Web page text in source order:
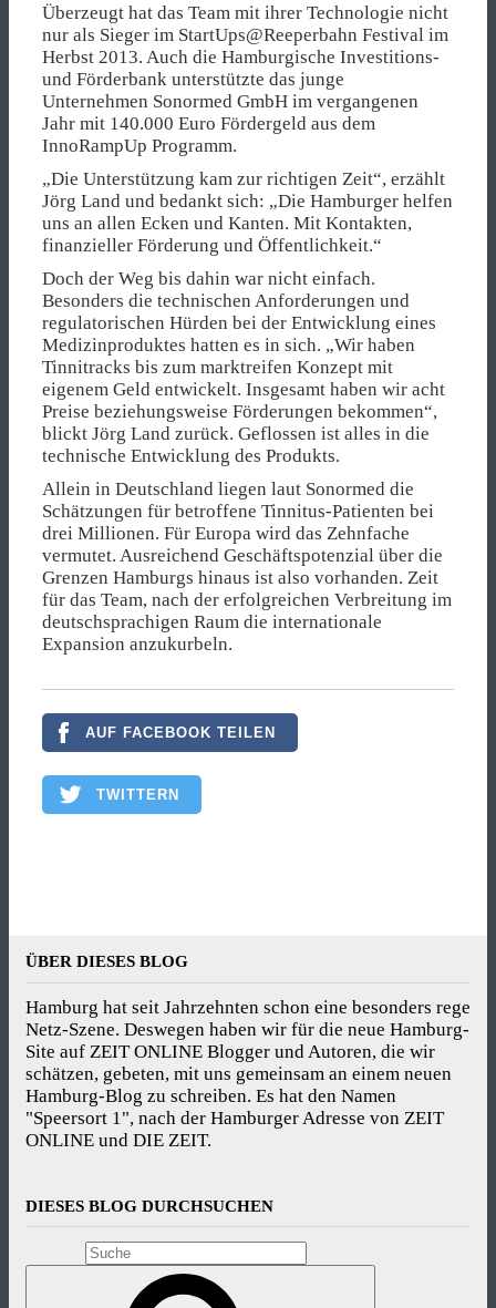
Überzeugt hat das Team mit ihrer Technologie nicht
nur als Sieger im StartUps@Reeperbahn Festival im
Herbst 2013. Auch die Hamburgische Investitions-
und Förderbank unterstützte das junge
Unternehmen Sonormed GmbH im vergangenen
Jahr mit 140.000 Euro Fördergeld aus dem
InnoRampUp Programm.
„Die Unterstützung kam zur richtigen Zeit“, erzählt
Jörg Land und bedankt sich: „Die Hamburger helfen
uns an allen Ecken und Kanten. Mit Kontakten,
finanzieller Förderung und Öffentlichkeit.“
Doch der Weg bis dahin war nicht einfach.
Besonders die technischen Anforderungen und
regulatorischen Hürden bei der Entwicklung eines
Medizinproduktes hatten es in sich. „Wir haben
Tinnitracks bis zum marktreifen Konzept mit
eigenem Geld entwickelt. Insgesamt haben wir acht
Preise beziehungsweise Förderungen bekommen“,
blickt Jörg Land zurück. Geflossen ist alles in die
technische Entwicklung des Produkts.
Allein in Deutschland liegen laut Sonormed die
Schätzungen für betroffene Tinnitus-Patienten bei
drei Millionen. Für Europa wird das Zehnfache
vermutet. Ausreichend Geschäftspotenzial über die
Grenzen Hamburgs hinaus ist also vorhanden. Zeit
für das Team, nach der erfolgreichen Verbreitung im
deutschsprachigen Raum die internationale
Expansion anzukurbeln.
AUF FACEBOOK TEILEN
TWITTERN
ÜBER DIESES BLOG
Hamburg hat seit Jahrzehnten schon eine besonders rege
Netz-Szene. Deswegen haben wir für die neue Hamburg-
Site auf ZEIT ONLINE Blogger und Autoren, die wir
schätzen, gebeten, mit uns gemeinsam an einem neuen
Hamburg-Blog zu schreiben. Es hat den Namen
"Speersort 1", nach der Hamburger Adresse von ZEIT
ONLINE und DIE ZEIT.
DIESES BLOG DURCHSUCHEN